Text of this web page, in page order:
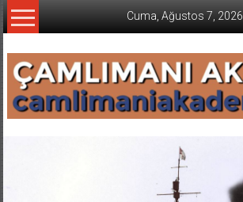
İçeriğe
geç
Cuma, Ağustos 7, 2026